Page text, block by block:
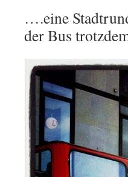
….eine
der Bus